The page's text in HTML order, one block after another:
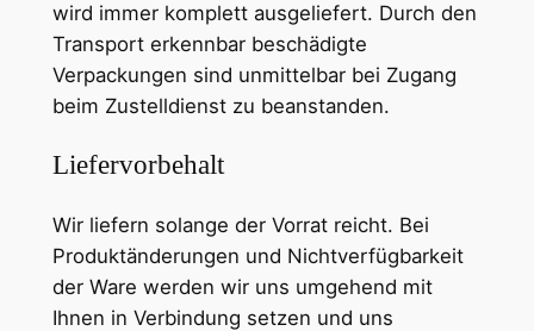
wird immer komplett ausgeliefert. Durch den
Transport erkennbar beschädigte
Verpackungen sind unmittelbar bei Zugang
beim Zustelldienst zu beanstanden.
Liefervorbehalt
Wir liefern solange der Vorrat reicht. Bei
Produktänderungen und Nichtverfügbarkeit
der Ware werden wir uns umgehend mit
Ihnen in Verbindung setzen und uns